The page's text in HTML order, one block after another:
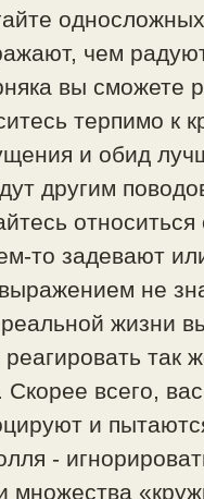
чем
вы сможете
терпимо к
и обид
другим
то задевают
не
реальной жизни
реагировать так
Скорее всего,
и
-
множества